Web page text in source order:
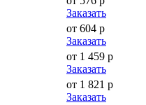
Заказать
от 604 р
Заказать
от 1 459 р
Заказать
от 1 821 р
Заказать